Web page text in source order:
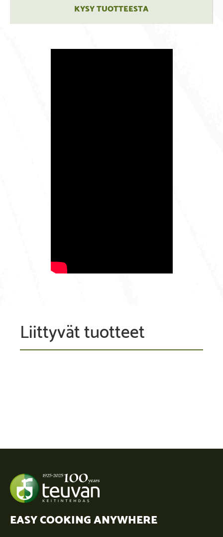
KYSY TUOTTEESTA
Liittyvät tuotteet
EASY COOKING ANYWHERE